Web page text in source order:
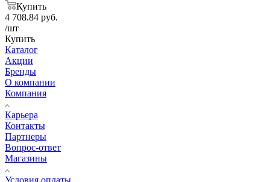
Купить
4 708.84 руб.
/шт
Купить
Каталог
Акции
Бренды
О компании
Компания
Карьера
Контакты
Партнеры
Вопрос-ответ
Магазины
Условия оплаты